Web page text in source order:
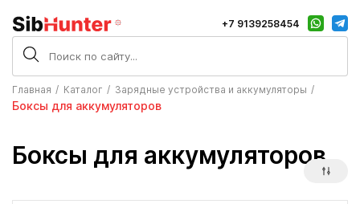
+7 9139258454
Главная Каталог Зарядные устройства и аккумуляторы
Боксы для аккумуляторов
Боксы для аккумуляторов